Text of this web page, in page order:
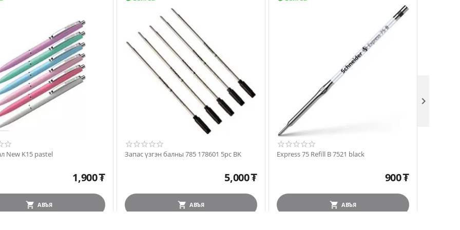
New K15 pastel
1,900₮
АВЪЯ
Запас үзгэн балны 785 178601 5pc BK
5,000₮
АВЪЯ
Express 75 Refill B 7521 black
900₮
АВЪЯ
